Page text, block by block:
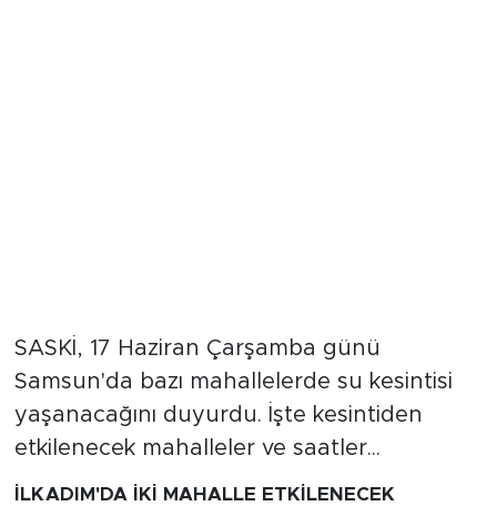
SASKİ, 17 Haziran Çarşamba günü
Samsun'da bazı mahallelerde su kesintisi
yaşanacağını duyurdu. İşte kesintiden
etkilenecek mahalleler ve saatler...
İLKADIM'DA İKİ MAHALLE ETKİLENECEK